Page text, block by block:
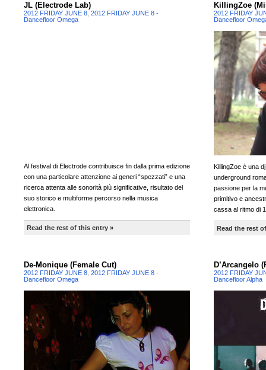
JL (Electrode Lab)
2012 FRIDAY JUNE 8 2012 FRIDAY JUNE 8 -
Dancefloor Omega
Al festival di Electrode contribuisce fin dalla prima edizione
con una particolare attenzione ai generi “spezzati” e una
ricerca attenta alle sonorità più significative, risultato del
suo storico e multiforme percorso nella musica
elettronica.
Read the rest of this entry »
KillingZoe
2012 FRIDAY
Dancefloor
KillingZoe è una
underground
passione per la
primitivo e
cassa al ritmo di
Read the rest
De-Monique (Female Cut)
2012 FRIDAY JUNE 8 2012 FRIDAY JUNE 8 -
Dancefloor Omega
D’Arcangelo
2012 FRIDAY
Dancefloor Alpha